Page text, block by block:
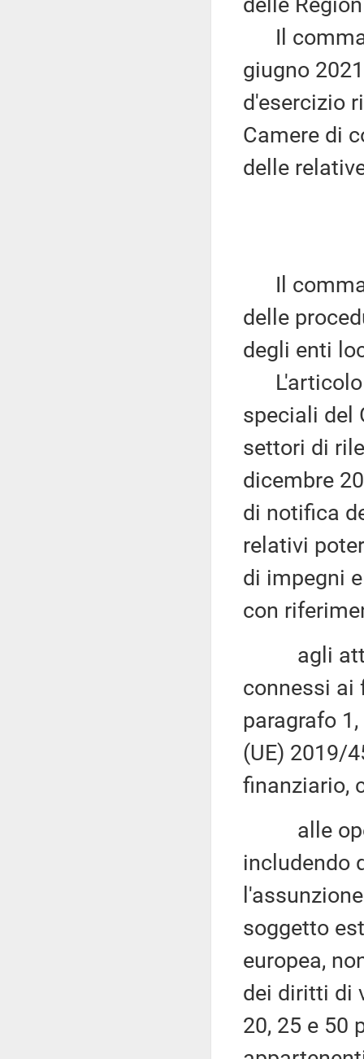
Il comma
giugno
d'esercizio
Camere di
delle
Il comma
delle
degli enti
L'articolo
speciali del
settori di
dicembre
di notifica
relativi
di impegni
con
agli attivi
connessi
paragrafo
(UE) 2019/
finanziario,
alle
includendo
soggetto
europea,
dei diritti di
20, 25 e 50